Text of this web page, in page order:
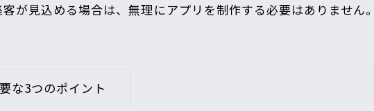
が見込める場合は、無理にアプリを制作する必要はありません。
な3つのポイント